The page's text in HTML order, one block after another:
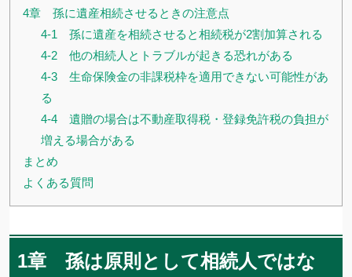
4章 孫に遺産相続させるときの注意点
4-1 孫に遺産を相続させると相続税が2割加算される
4-2 他の相続人とトラブルが起きる恐れがある
4-3 生命保険金の非課税枠を適用できない可能性があ
る
4-4 遺贈の場合は不動産取得税・登録免許税の負担が
増える場合がある
まとめ
よくある質問
1章 孫は原則として相続人ではな